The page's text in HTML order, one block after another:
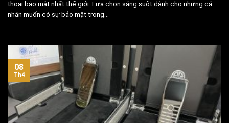
thoại bảo mật nhất thế giới. Lựa chọn sáng suốt dành cho những cá
nhân muốn có sự bảo mật trong...
08
Th4